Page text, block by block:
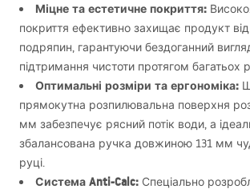
Міцне та естетичне покриття:
покриття ефективно захищає продукт від
подряпин, гарантуючи бездоганний вигляд
підтримання чистоти протягом багатьох
Оптимальні розміри та ергономіка:
прямокутна розпилювальна поверхня
мм забезпечує рясний потік води, а
збалансована ручка довжиною 131 мм
руці.
Система Anti-Calc: Спеціально